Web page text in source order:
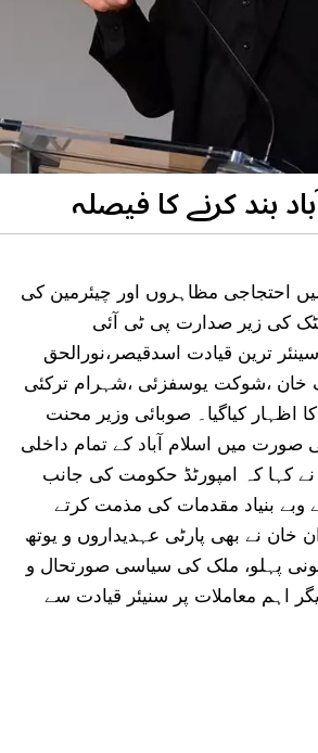
بند کرنے کا فیصلہ
احتجاجی مظاہروں اور چیئرمین کی
کی زیر صدارت پی ٹی آئی
ترین قیادت اسدقیصر،نورالحق
خان ،شوکت یوسفزئی ،شہرام ترکئی
اظہار کیاگیا۔ صوبائی وزیر محنت
میں اسلام آباد کے تمام داخلی
نے کہا کہ امپورٹڈ حکومت کی جانب
بنیاد مقدمات کی مذمت کرتے
نے بھی پارٹی عہدیداروں و یوتھ
پہلو، ملک کی سیاسی صورتحال و
اہم معاملات پر سنیئر قیادت سے